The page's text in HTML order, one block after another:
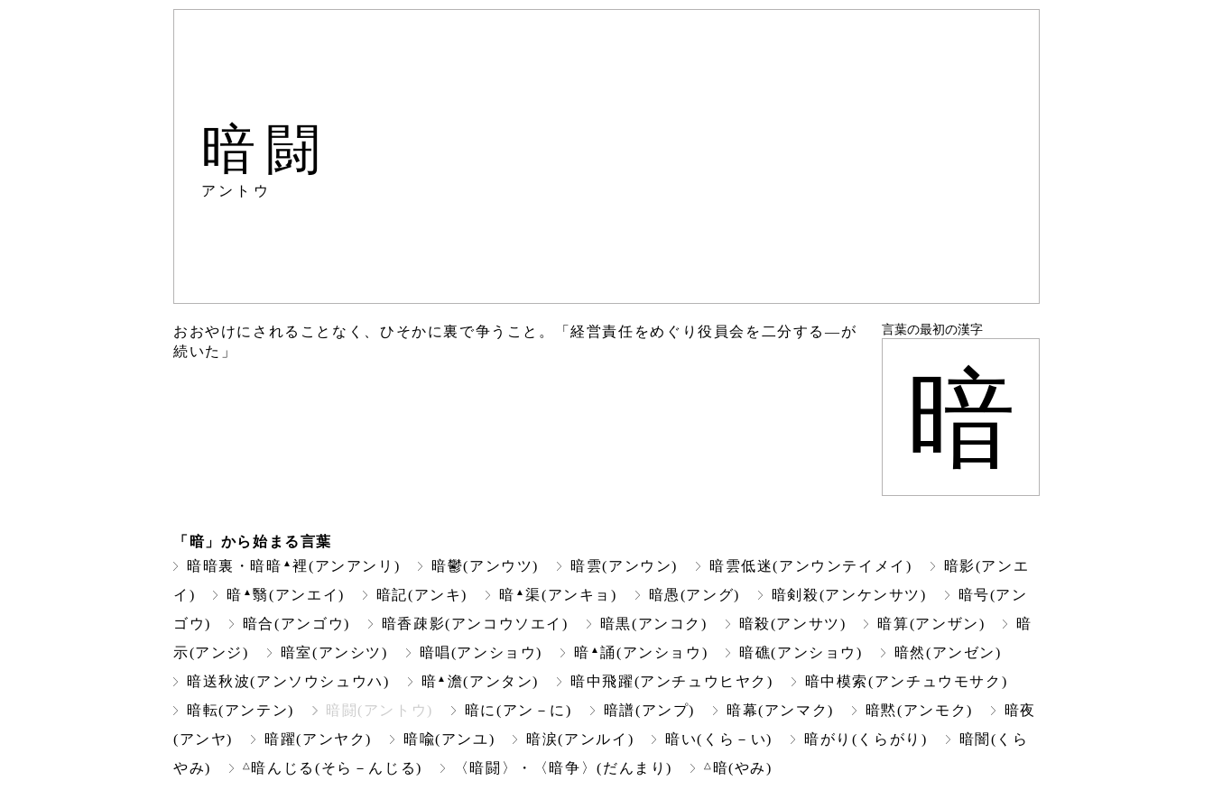
暗闘
アントウ
おおやけにされることなく、ひそかに裏で争うこと。「経営責任をめぐり役員会を二分する―が
続いた」
言葉の最初の漢字
暗
「暗」から始まる言葉
暗暗裏・暗暗 ▲ 裡(アンアンリ) 暗鬱(アンウツ) 暗雲(アンウン) 暗雲低迷(アンウンテイメイ)
暗影(アンエ
イ)
暗 ▲ 翳(アンエイ) 暗記(アンキ) 暗 ▲渠(アンキョ) 暗愚(アング) 暗剣殺(アンケンサツ)
暗号(アン
ゴウ)
暗合(アンゴウ) 暗香疎影(アンコウソエイ) 暗黒(アンコク) 暗殺(アンサツ) 暗算(アンザン)
暗
示(アンジ)
暗室(アンシツ) 暗唱(アンショウ) 暗 ▲誦(アンショウ) 暗礁(アンショウ)
暗然(アンゼン)
暗送秋波(アンソウシュウハ)
暗 ▲ 澹(アンタン) 暗中飛躍(アンチュウヒヤク)
暗中模索(アンチュウモサク)
暗転(アンテン)
暗闘(アントウ) 暗に(アン－に) 暗譜(アンプ) 暗幕(アンマク) 暗黙(アンモク)
暗夜
(アンヤ)
暗躍(アンヤク) 暗喩(アンユ) 暗涙(アンルイ) 暗い(くら－い) 暗がり(くらがり)
暗闇(くら
やみ)
△暗んじる(そら－んじる) 〈暗闘〉・〈暗争〉(だんまり) △ 暗(やみ)